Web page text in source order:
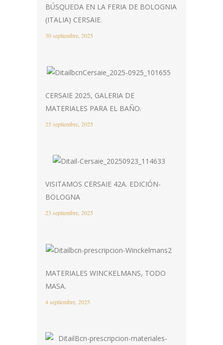
BÚSQUEDA EN LA FERIA DE BOLOGNIA
(ITALIA) CERSAIE.
30 septiembre, 2025
CERSAIE 2025, GALERIA DE
MATERIALES PARA EL BAÑO.
25 septiembre, 2025
VISITAMOS CERSAIE 42A. EDICIÓN-
BOLOGNA
23 septiembre, 2025
MATERIALES WINCKELMANS, TODO
MASA.
4 septiembre, 2025